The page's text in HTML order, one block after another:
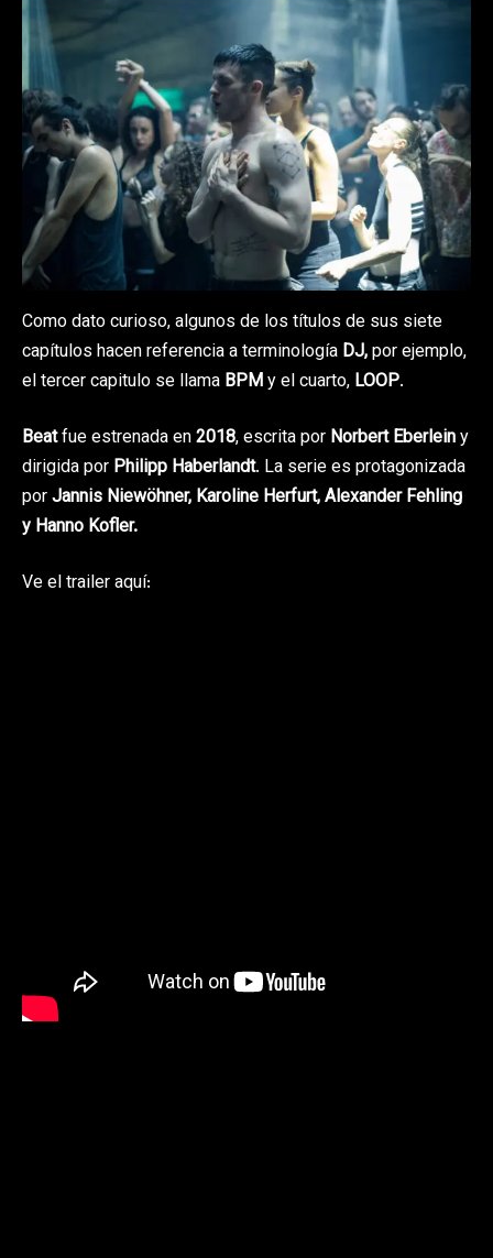
Como dato curioso, algunos de los títulos de sus siete
capítulos hacen referencia a terminología DJ,por ejemplo,
el tercer capitulo se llama BPMy el cuarto, LOOP.
Beatfue estrenada en2018, escrita por Norbert Eberleiny
dirigida por Philipp Haberlandt. La serie es protagonizada
porJannis Niewöhner, Karoline Herfurt, Alexander Fehling
y Hanno Kofler.
Ve el trailer aquí: